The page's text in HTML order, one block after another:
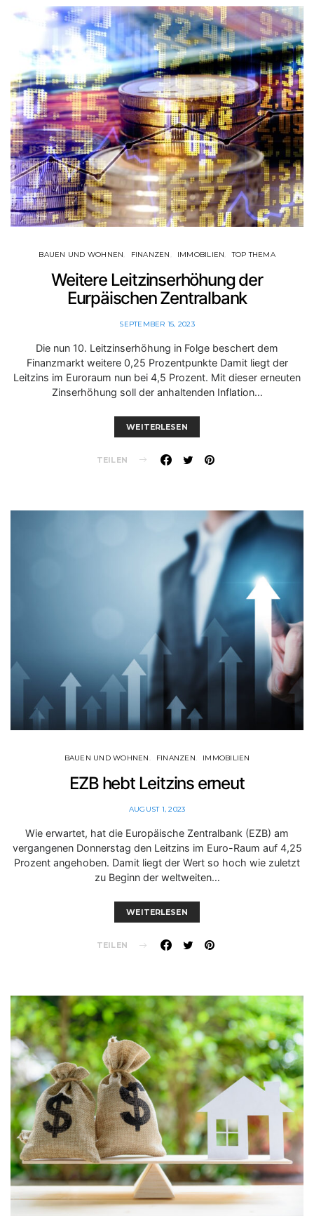
BAUEN UND WOHNEN FINANZEN IMMOBILIEN TOP THEMA
Weitere Leitzinserhöhung der
Eurpäischen Zentralbank
SEPTEMBER 15, 2023
Die nun 10. Leitzinserhöhung in Folge beschert dem
Finanzmarkt weitere 0,25 Prozentpunkte Damit liegt der
Leitzins im Euroraum nun bei 4,5 Prozent. Mit dieser erneuten
Zinserhöhung soll der anhaltenden Inflation…
WEITERLESEN
TEILEN
BAUEN UND WOHNEN FINANZEN IMMOBILIEN
EZB hebt Leitzins erneut
AUGUST 1, 2023
Wie erwartet, hat die Europäische Zentralbank (EZB) am
vergangenen Donnerstag den Leitzins im Euro-Raum auf 4,25
Prozent angehoben. Damit liegt der Wert so hoch wie zuletzt
zu Beginn der weltweiten…
WEITERLESEN
TEILEN